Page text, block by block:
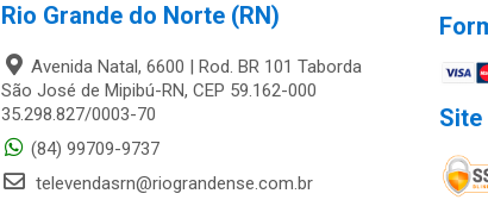
Rio Grande do Norte (RN)
Avenida Natal, 6600 | Rod. BR 101 Taborda
São José de Mipibú-RN, CEP 59.162-000
35.298.827/0003-70
(84) 99709-9737
televendasrn@riograndense.com.br
Site